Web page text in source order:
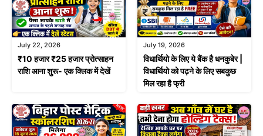
July 22, 2026
₹10 हजार ₹25 हजार प्रोत्साहन
राशि आना शुरू- एक क्लिक में देखें
July 19, 2026
विधार्थियो के लिए ये बैंक है धनकुबेर |
विधार्थियो को पढ़ने के लिए सबकुछ
मिल रहा है फ्री